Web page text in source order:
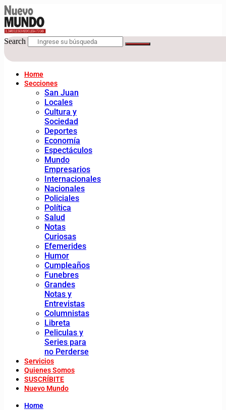
Search
Home
Secciones
San Juan
Locales
Cultura y
Sociedad
Deportes
Economía
Espectáculos
Mundo
Empresarios
Internacionales
Nacionales
Policiales
Política
Salud
Notas
Curiosas
Efemerides
Humor
Cumpleaños
Funebres
Grandes
Notas y
Entrevistas
Columnistas
Libreta
Peliculas y
Series para
no Perderse
Servicios
Quienes Somos
SUSCRÍBITE
Nuevo Mundo
Home